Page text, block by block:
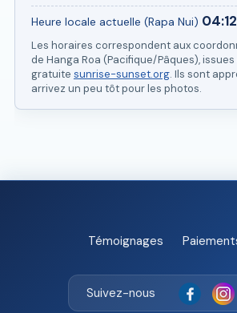
Heure locale actuelle (Rapa Nui) 04:12
Les horaires correspondent aux
de Hanga Roa (Pacifique/Pâques), issues
gratuite sunrise-sunset.org. Ils sont
arrivez un peu tôt pour les photos.
Témoignages
Suivez-nous